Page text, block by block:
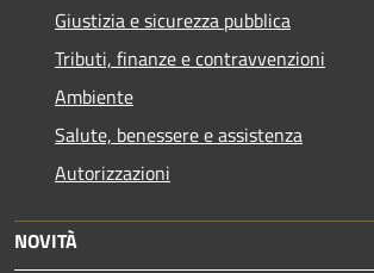
Giustizia e sicurezza pubblica
Tributi, finanze e contravvenzioni
Ambiente
Salute, benessere e assistenza
Autorizzazioni
NOVITÀ